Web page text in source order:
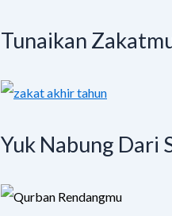
Tunaikan
Yuk Nabung Dari